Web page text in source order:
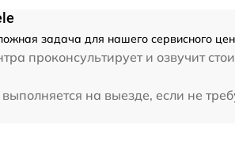
задача для нашего сервисного
проконсультирует и озвучит
на выезде, если не